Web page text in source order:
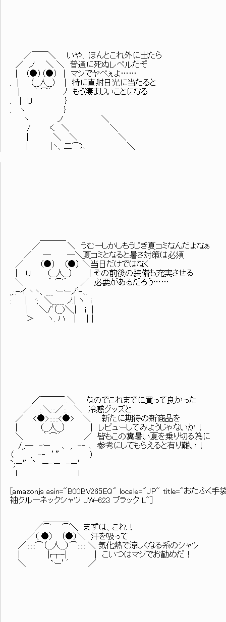
／￣￣＼ いや、ほんとこれ外に出たら
／ ノ ＼ ＼ 普通に死ぬレベルだぞ
| （●）（●） | マジでヤベぇよ……
. | （__人__） | 特に直射日光に当たると
| ｀ ⌒´ ﾉ もう凄まじいことになる
. | U }
. ヽ }
ヽ ノ ＼
/ く. ＼ ＼
| ＼ ＼ ＼
| |ヽ、二⌒)､ ＼
／ ＼ うむーしかしもうじき夏コミなんだよなぁ
／ ─ ─＼夏コミとなると暑さ対策は必須
／ （●） （●） ＼当日だけではなく
| U （__人__） | その前後の装備も充実させる
＼ ｀ ⌒´ ／ 必要があるだろう……
,,::-イ.ヽヽ、___ ーーノﾞ-､.
: | '; ＼_____ ノ.| ヽ i
| ＼/ﾞ（__)＼,| i |
＞ ヽ. ハ | |｜
／￣￣￣..＼ なのでこれまでに買って良かった
／ ::＼:::／:: ＼ 冷感グッズと
／ .<●>::::::<●> ＼ 新たに期待の新商品を
| （__人__） | レビューしてみようじゃないか！
＼ ｀ ⌒´ ／ 皆もこの糞暑い夏を乗り切る為に
/,,― -ー ､ , -‐ ､ 参考にしてもらえると有り難い！
（ , -‐ ’” ）
`;ー” ` ー-ー -ー’
[amazonjs asin="B00BV265EQ" locale="JP" title="おたふく手
袖クルーネックシャツ JW-623 ブラック L"]
／⌒ ⌒＼ まずは、これ！
／（ ●） （●）＼ 汗を吸って
／::::::⌒（__人__）⌒::::: ＼ 気化熱で涼しくなる系のシャツ
| |r┬-| | こいつはマジでお勧めだ！
＼ `ー’´ ／